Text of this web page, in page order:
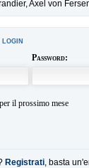
Axel von
Password:
il prossimo mese
Registrati, basta